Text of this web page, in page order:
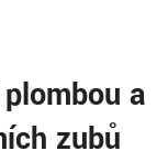
a
zubů